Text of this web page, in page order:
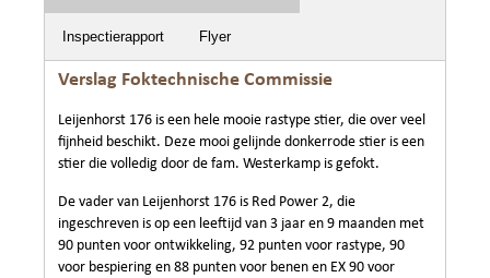
Inspectierapport Flyer
Verslag Foktechnische Commissie
Leijenhorst 176 is een hele mooie rastype stier, die over veel
fijnheid beschikt. Deze mooi gelijnde donkerrode stier is een
stier die volledig door de fam. Westerkamp is gefokt.
De vader van Leijenhorst 176 is Red Power 2, die
ingeschreven is op een leeftijd van 3 jaar en 9 maanden met
90 punten voor ontwikkeling, 92 punten voor rastype, 90
voor bespiering en 88 punten voor benen en EX 90 voor